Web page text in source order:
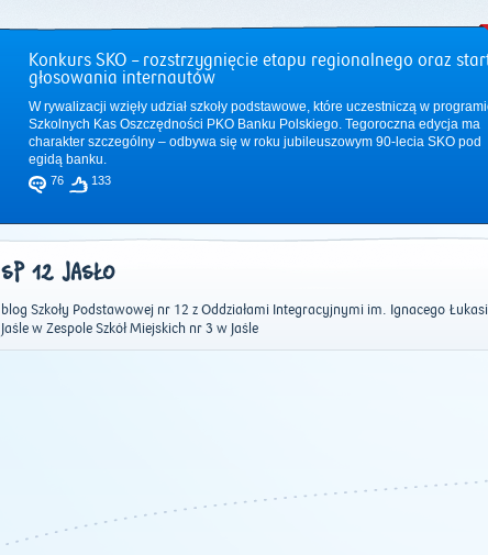
Konkurs SKO – rozstrzygnięcie etapu regionalnego oraz
głosowania internautów
W rywalizacji wzięły udział szkoły podstawowe, które uczestniczą w
Szkolnych Kas Oszczędności PKO Banku Polskiego. Tegoroczna edycja ma
charakter szczególny – odbywa się w roku jubileuszowym 90-lecia SKO pod
egidą banku.
76 133
SP 12 JASŁO
blog Szkoły Podstawowej nr 12 z Oddziałami Integracyjnymi im. Ignacego
Jaśle w Zespole Szkół Miejskich nr 3 w Jaśle